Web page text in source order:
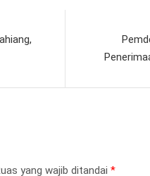
yang wajib ditandai *